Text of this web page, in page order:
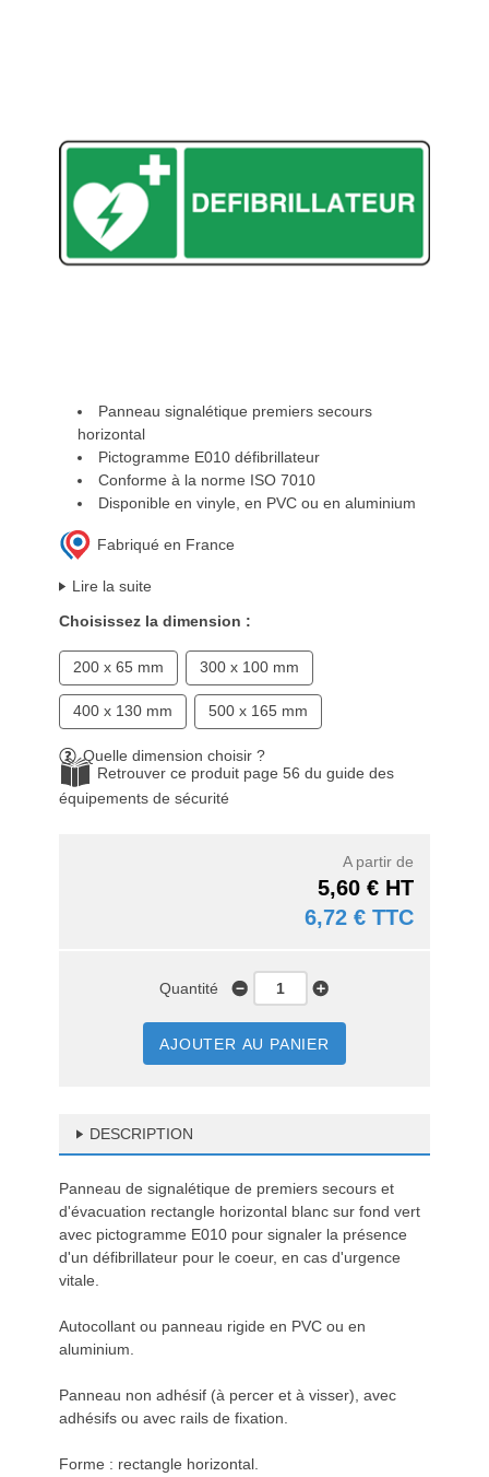
Panneau signalétique premiers secours
horizontal
Pictogramme E010 défibrillateur
Conforme à la norme ISO 7010
Disponible en vinyle, en PVC ou en aluminium
Fabriqué en France
Lire la suite
Choisissez la dimension :
200 x 65 mm 300 x 100 mm
400 x 130 mm 500 x 165 mm
Quelle dimension choisir ?
Retrouver ce produit page 56 du guide des
équipements de sécurité
A partir de
5,60 € HT
6,72 € TTC
Quantité
AJOUTER AU PANIER
DESCRIPTION
Panneau de signalétique de premiers secours et
d'évacuation rectangle horizontal blanc sur fond vert
avec pictogramme E010 pour signaler la présence
d'un défibrillateur pour le coeur, en cas d'urgence
vitale.
Autocollant ou panneau rigide en PVC ou en
aluminium.
Panneau non adhésif (à percer et à visser), avec
adhésifs ou avec rails de fixation.
Forme : rectangle horizontal.